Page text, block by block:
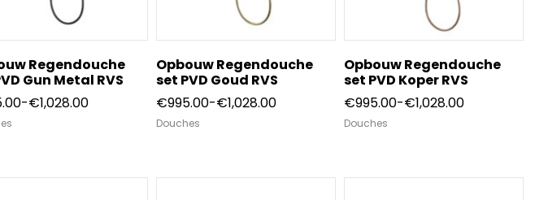
Regendouche
Gun Metal RVS
-€1,028.00Prijsklasse:
Opbouw Regendouche
set PVD Goud RVS
€995.00-€1,028.00Prijsklasse:
Douches
Opbouw Regendouche
set PVD Koper RVS
€995.00-€1,028.00Prijsklasse:
Douches